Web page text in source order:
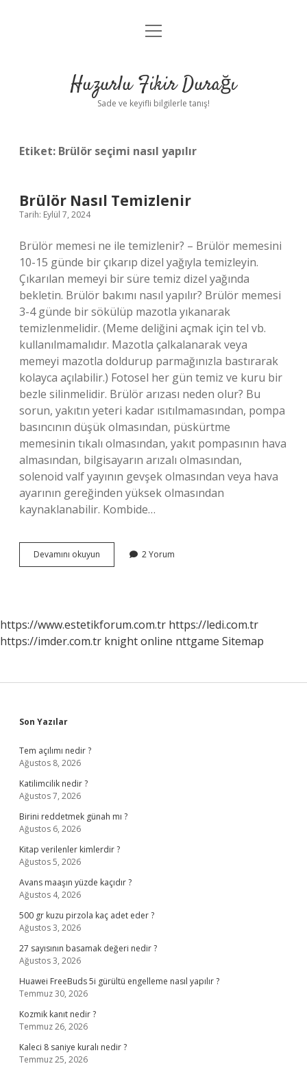
Anasayfa
Yasal Uyarı
menüyü
Huzurlu Fikir Durağı
Sade ve keyifli bilgilerle tanış!
Etiket: Brülör seçimi nasıl yapılır
Brülör Nasıl Temizlenir
Tarih: Eylül 7, 2024
Brülör memesi ne ile temizlenir? – Brülör memesini
10-15 günde bir çıkarıp dizel yağıyla temizleyin.
Çıkarılan memeyi bir süre temiz dizel yağında
bekletin. Brülör bakımı nasıl yapılır? Brülör memesi
3-4 günde bir sökülüp mazotla yıkanarak
temizlenmelidir. (Meme deliğini açmak için tel vb.
kullanılmamalıdır. Mazotla çalkalanarak veya
memeyi mazotla doldurup parmağınızla bastırarak
kolayca açılabilir.) Fotosel her gün temiz ve kuru bir
bezle silinmelidir. Brülör arızası neden olur? Bu
sorun, yakıtın yeteri kadar ısıtılmamasından, pompa
basıncının düşük olmasından, püskürtme
memesinin tıkalı olmasından, yakıt pompasının hava
almasından, bilgisayarın arızalı olmasından,
solenoid valf yayının gevşek olmasından veya hava
ayarının gereğinden yüksek olmasından
kaynaklanabilir. Kombide…
Devamını okuyun
Nasıl
2 Yorum
https://www.estetikforum.com.tr https://ledi.com.tr
https://imder.com.tr knight online nttgame Sitemap
Sidebar
Son Yazılar
Tem açılımı nedir ?
Ağustos 8, 2026
Katilimcilik nedir ?
Ağustos 7, 2026
Birini reddetmek günah mı ?
Ağustos 6, 2026
Kitap verilenler kimlerdir ?
Ağustos 5, 2026
Avans maaşın yüzde kaçıdır ?
Ağustos 4, 2026
500 gr kuzu pirzola kaç adet eder ?
Ağustos 3, 2026
27 sayısının basamak değeri nedir ?
Ağustos 3, 2026
Huawei FreeBuds 5i gürültü engelleme nasıl yapılır ?
Temmuz 30, 2026
Kozmik kanıt nedir ?
Temmuz 26, 2026
Kaleci 8 saniye kuralı nedir ?
Temmuz 25, 2026